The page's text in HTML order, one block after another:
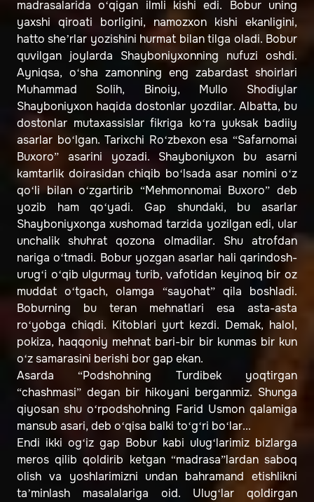
madrasalarida o‘qigan ilmli kishi edi. Bobur uning
yaxshi qiroati borligini, namozxon kishi ekanligini,
hatto sheʼrlar yozishini hurmat bilan tilga oladi. Bobur
quvilgan joylarda Shayboniyxonning nufuzi oshdi.
Ayniqsa, o‘sha zamonning eng zabardast shoirlari
Muhammad Solih, Binoiy, Mullo Shodiylar
Shayboniyxon haqida dostonlar yozdilar. Albatta, bu
dostonlar mutaxassislar fikriga ko‘ra yuksak badiiy
asarlar bo‘lgan. Tarixchi Ro‘zbexon esa “Safarnomai
Buxoro” asarini yozadi. Shayboniyxon bu asarni
kamtarlik doirasidan chiqib bo‘lsada asar nomini o‘z
qo‘li bilan o‘zgartirib “Mehmonnomai Buxoro” deb
yozib ham qo‘yadi. Gap shundaki, bu asarlar
Shayboniyxonga xushomad tarzida yozilgan edi, ular
unchalik shuhrat qozona olmadilar. Shu atrofdan
nariga o‘tmadi. Bobur yozgan asarlar hali qarindosh-
urug‘i o‘qib ulgurmay turib, vafotidan keyinoq bir oz
muddat o‘tgach, olamga “sayohat” qila boshladi.
Boburning bu teran mehnatlari esa asta-asta
ro‘yobga chiqdi. Kitoblari yurt kezdi. Demak, halol,
pokiza, haqqoniy mehnat bari-bir bir kunmas bir kun
o‘z samarasini berishi bor gap ekan.
Asarda “Podshohning Turdibek yoqtirgan
“chashmasi” degan bir hikoyani berganmiz. Shunga
qiyosan shu o‘rpodshohning Farid Usmon qalamiga
mansub asari, deb o‘qisa balki to‘g‘ri bo‘lar...
Endi ikki og‘iz gap Bobur kabi ulug‘larimiz bizlarga
meros qilib qoldirib ketgan “madrasa”lardan saboq
olish va yoshlarimizni undan bahramand etishlikni
taʼminlash masalalariga oid. Ulug‘lar qoldirgan